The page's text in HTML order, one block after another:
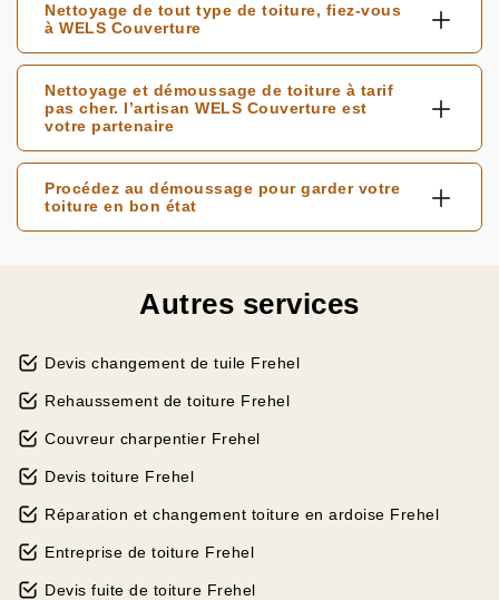
Nettoyage de tout type de toiture, fiez-vous
à WELS Couverture
Nettoyage et démoussage de toiture à tarif
pas cher. l’artisan WELS Couverture est
votre partenaire
Procédez au démoussage pour garder votre
toiture en bon état
Autres services
Devis changement de tuile Frehel
Rehaussement de toiture Frehel
Couvreur charpentier Frehel
Devis toiture Frehel
Réparation et changement toiture en ardoise Frehel
Entreprise de toiture Frehel
Devis fuite de toiture Frehel